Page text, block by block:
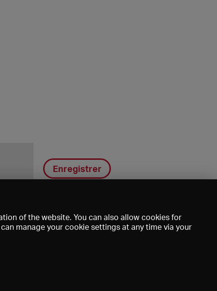
Enregistrer
of the website. You can also allow cookies for
manage your cookie settings at any time via your